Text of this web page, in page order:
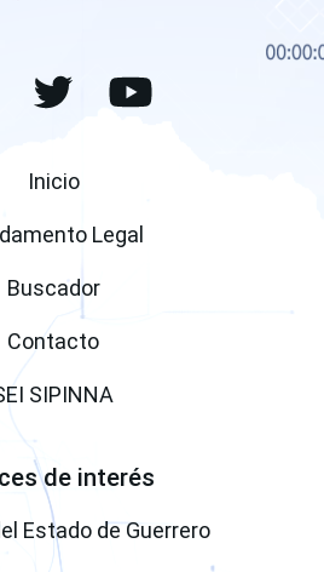
(open a new window)
Twitter(open a new
Youtube
Inicio
Legal
Buscador
Contacto
SIPINNA
de interés
Estado de Guerrero(open a